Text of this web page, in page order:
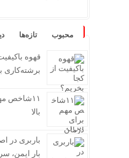
محبوب تازه‌ها
برشته‌کاری
۱۱شاخص
بالا
باربری در
بار ایمن،